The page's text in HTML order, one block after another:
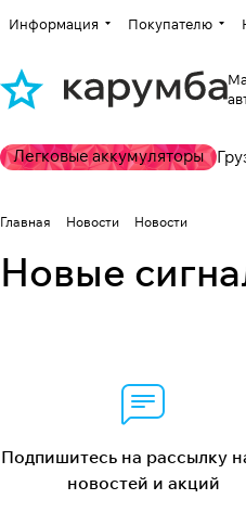
Информация Покупателю
Легковые аккумуляторы
Главная Новости Новости
Новые
Подпишитесь на рассылку
новостей и акций